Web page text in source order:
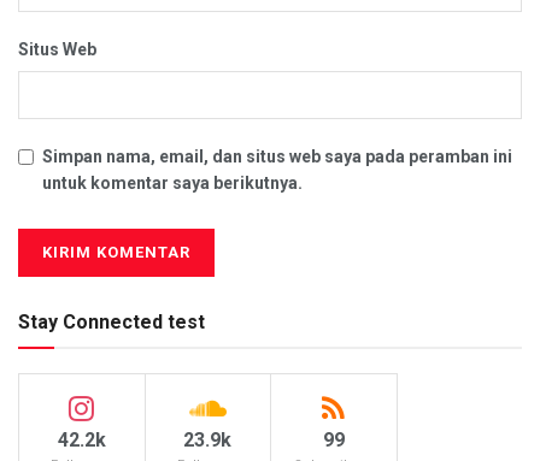
Situs Web
Simpan nama, email, dan situs web saya pada peramban ini
untuk komentar saya berikutnya.
Stay Connected test
42.2k 23.9k 99